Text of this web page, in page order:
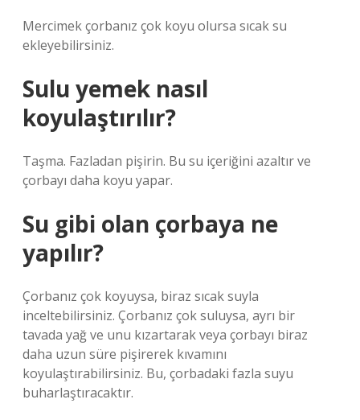
Mercimek çorbanız çok koyu olursa sıcak su
ekleyebilirsiniz.
Sulu yemek nasıl
koyulaştırılır?
Taşma. Fazladan pişirin. Bu su içeriğini azaltır ve
çorbayı daha koyu yapar.
Su gibi olan çorbaya ne
yapılır?
Çorbanız çok koyuysa, biraz sıcak suyla
inceltebilirsiniz. Çorbanız çok suluysa, ayrı bir
tavada yağ ve unu kızartarak veya çorbayı biraz
daha uzun süre pişirerek kıvamını
koyulaştırabilirsiniz. Bu, çorbadaki fazla suyu
buharlaştıracaktır.